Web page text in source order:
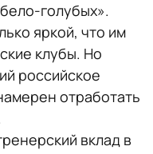
голубых».
яркой, что им
клубы. Но
российское
отработать
вклад в